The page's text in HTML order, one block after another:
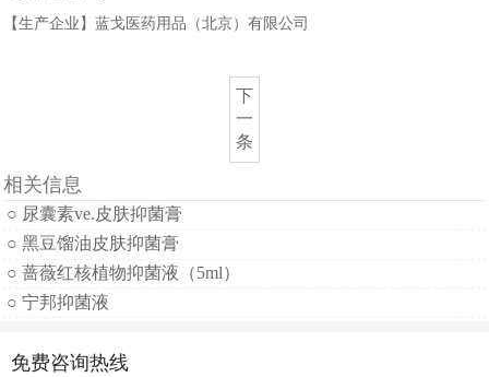
【生产企业】蓝戈医药用品（北京）有限公司
下
一
条
相关信息
○ 尿囊素ve.皮肤抑菌膏
○ 黑豆馏油皮肤抑菌膏
○ 蔷薇红核植物抑菌液（5ml）
○ 宁邦抑菌液
免费咨询热线